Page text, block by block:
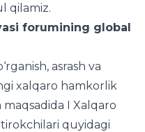
qilamiz.
forumining global
asrash va
xalqaro hamkorlik
I Xalqaro
quyidagi